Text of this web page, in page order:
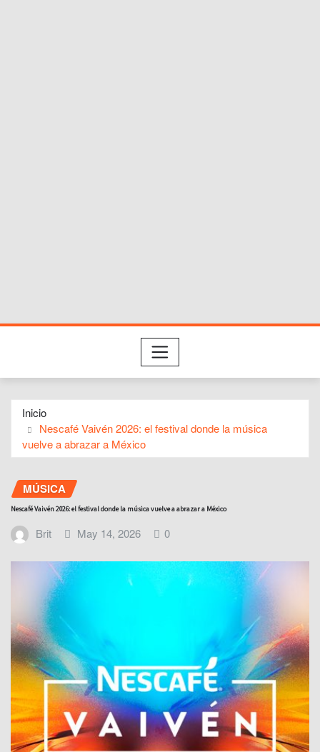
Inicio
Nescafé Vaivén 2026: el festival donde la música
vuelve a abrazar a México
MÚSICA
Nescafé Vaivén 2026: el festival donde la música vuelve a abrazar a México
Brit May 14, 2026 0